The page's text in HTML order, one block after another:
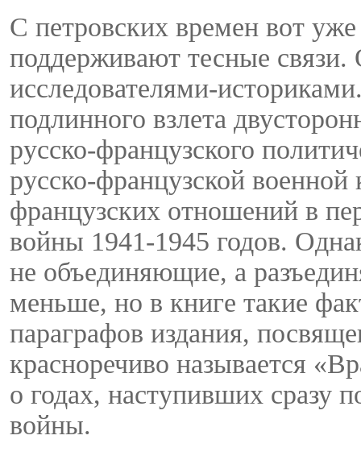
С петровских времен вот
поддерживают тесные
исследователями-
подлинного взлета
русско-французского
русско-французской военной
французских отношений в
войны 1941-1945 годов.
не объединяющие, а
меньше, но в книге такие
параграфов издания,
красноречиво называется
о годах, наступивших сразу
войны.